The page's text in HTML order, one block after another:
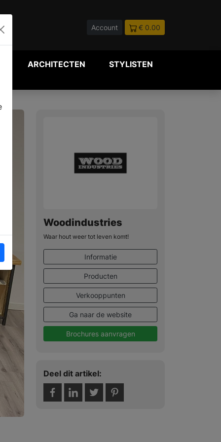
Account € 0.00
ARCHITECTEN STYLISTEN
Woodindustries
Waar hout weer tot leven komt!
Informatie
Producten
Verkooppunten
Ga naar de website
Brochures aanvragen
Deel dit artikel: